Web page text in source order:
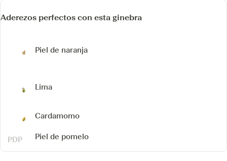
Aderezos perfectos con esta ginebra
Piel de naranja
Lima
Cardamomo
Piel de pomelo